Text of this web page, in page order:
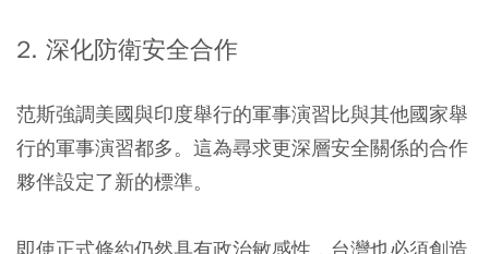
2. 深化防衛安全合作
范斯強調美國與印度舉行的軍事演習比與其他國家舉
行的軍事演習都多。這為尋求更深層安全關係的合作
夥伴設定了新的標準。
即使正式條約仍然具有政治敏感性，台灣也必須創造